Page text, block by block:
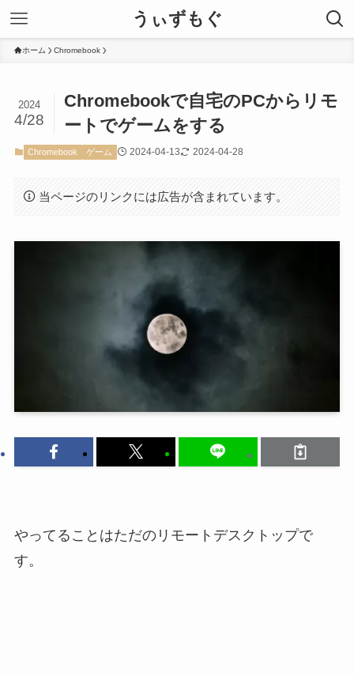
うぃずもぐ
ホーム Chromebook
Chromebookで自宅のPCからリモ
ートでゲームをする
2024
4/28
Chromebook ゲーム 2024-04-13 2024-04-28
当ページのリンクには広告が含まれています。
やってることはただのリモートデスクトップで
す。